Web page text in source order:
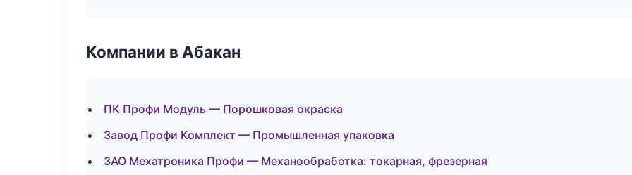
Компании в Абакан
ПК Профи Модуль — Порошковая окраска
Завод Профи Комплект — Промышленная упаковка
ЗАО Мехатроника Профи — Механообработка: токарная, фрезерная